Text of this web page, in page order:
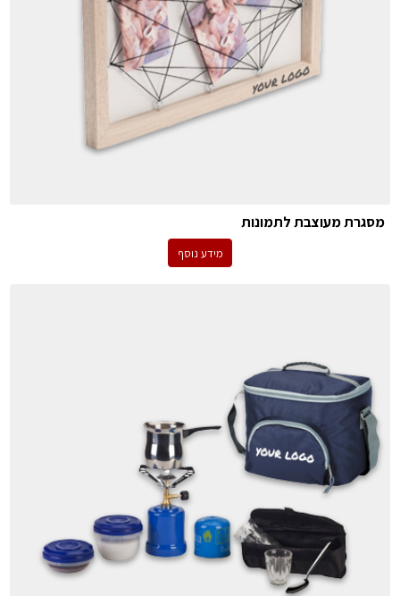
מסגרת מעוצבת לתמונות
מידע נוסף